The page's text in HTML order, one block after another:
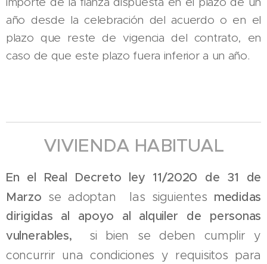
año desde la celebración del acuerdo o en el
plazo que reste de vigencia del contrato, en
caso de que este plazo fuera inferior a un año.
VIVIENDA HABITUAL
En el Real Decreto ley 11/2020 de 31 de
Marzo se adoptan las siguientes medidas
dirigidas al apoyo al alquiler de personas
vulnerables, si bien se deben
cumplir y
concurrir una condiciones y requisitos para